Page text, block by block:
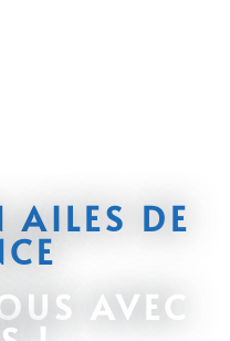
AILES DE
AVEC